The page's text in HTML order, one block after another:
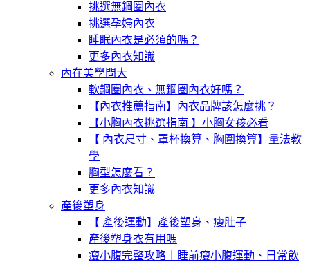
挑選無鋼圈內衣
挑選孕婦內衣
睡眠內衣是必須的嗎？
更多內衣知識
內在美學問大
軟鋼圈內衣、無鋼圈內衣好嗎？
【內衣推薦指南】內衣品牌該怎麼挑？
【小胸內衣挑選指南 】小胸女孩必看
【 內衣尺寸、罩杯換算、胸圍換算】量法教
學
胸型怎麼看？
更多內衣知識
產後塑身
【 產後運動】產後塑身、瘦肚子
產後塑身衣有用嗎
瘦小腹完整攻略｜睡前瘦小腹運動、日常飲